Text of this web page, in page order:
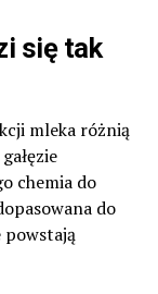
się tak
mleka różnią
chemia do
do
powstają